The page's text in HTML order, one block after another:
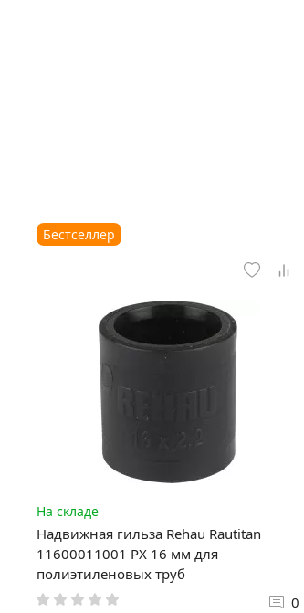
Бестселлер
На складе
Надвижная гильза Rehau Rautitan
11600011001 PX 16 мм для
полиэтиленовых труб
0